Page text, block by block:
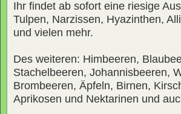
Ihr findet ab sofort eine riesige
Tulpen, Narzissen, Hyazinthen,
und vielen mehr.
Des weiteren: Himbeeren,
Stachelbeeren, Johannisbeeren,
Brombeeren, Äpfeln, Birnen,
Aprikosen und Nektarinen und